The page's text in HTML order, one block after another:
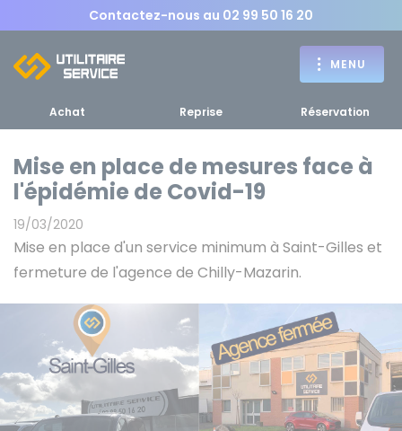
Contactez-nous au 02 99 50 16 20
MENU
RETOUR
MENU
d'un utilitaire
Fourgons Camionnettes
Bennes, plateaux
spécifiques
RETOUR MENU
Achat Reprise Réservation
Mise en place de mesures face à
l'épidémie de Covid-19
19/03/2020
Mise en place d'un service minimum à Saint-Gilles et
fermeture de l'agence de Chilly-Mazarin.